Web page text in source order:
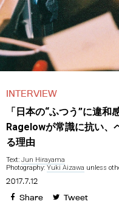
INTERVIEW
「日本の“ふつう”に違
Ragelowが常識に抗い、
る理由
Text: Jun Hirayama
Photography: Yuki Aizawa unless
2017.7.12
Share Tweet